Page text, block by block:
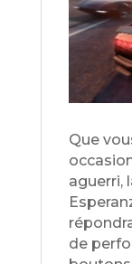
Que
aguerri,
de